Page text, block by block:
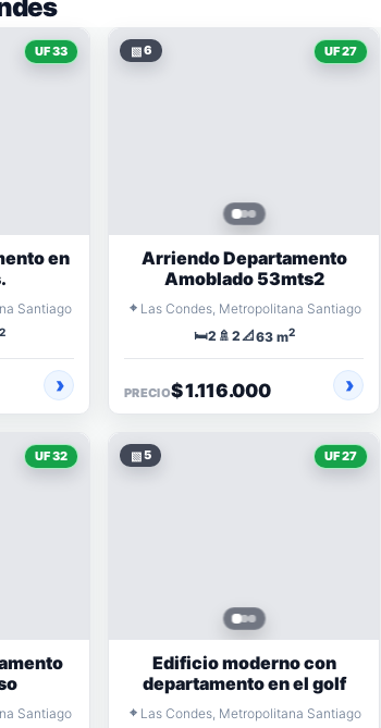
UF 33
en
Santiago
2
▧6 UF 27
Arriendo Departamento
Amoblado 53mts2
⌖ Las Condes, Metropolitana Santiago
🛏️2 🚿 2📐63 m2
PRECIO$ 1.116.000
UF 32
Santiago
▧5 UF 27
Edificio moderno con
departamento en el golf
⌖ Las Condes, Metropolitana Santiago